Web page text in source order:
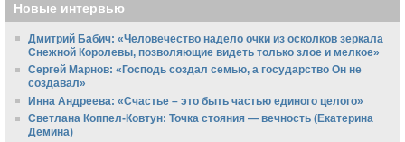
Новые интервью
Дмитрий Бабич: «Человечество надело очки из осколков зеркала
Снежной Королевы, позволяющие видеть только злое и мелкое»
Сергей Марнов: «Господь создал семью, а государство Он не
создавал»
Инна Андреева: «Счастье – это быть частью единого целого»
Светлана Коппел-Ковтун: Точка стояния — вечность (Екатерина
Демина)